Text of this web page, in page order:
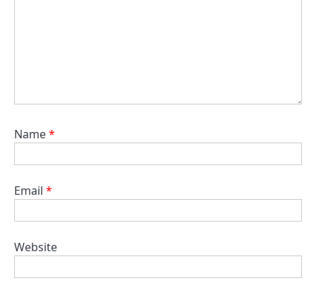
Name*
Email *
Website